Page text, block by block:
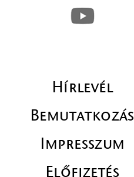
Hírlevél
Bemutatkozás
Impresszum
Előfizetés